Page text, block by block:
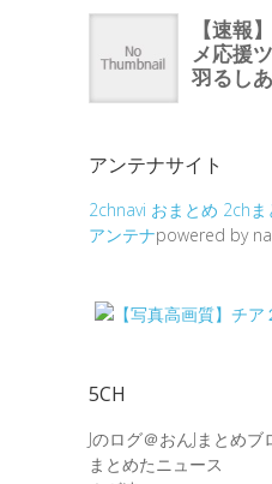
アンテナサイト
2chnavi おまとめ 2chま
アンテナpowered by
5CH
Jのログ＠おんJまとめブ
まとめたニュース